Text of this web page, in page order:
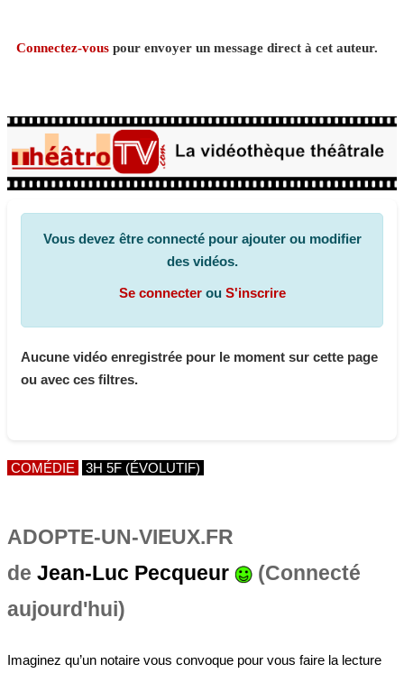
Connectez-vous pour envoyer un message direct à cet auteur.
Vous devez être connecté pour ajouter ou modifier
des vidéos.
Se connecterou S'inscrire
Aucune vidéo enregistrée pour le moment sur cette page
ou avec ces filtres.
COMÉDIE 3H 5F (ÉVOLUTIF)
ADOPTE-UN-VIEUX.FR
de Jean-Luc Pecqueur
(Connecté
aujourd'hui)
Imaginez qu’un notaire vous convoque pour vous faire la lecture